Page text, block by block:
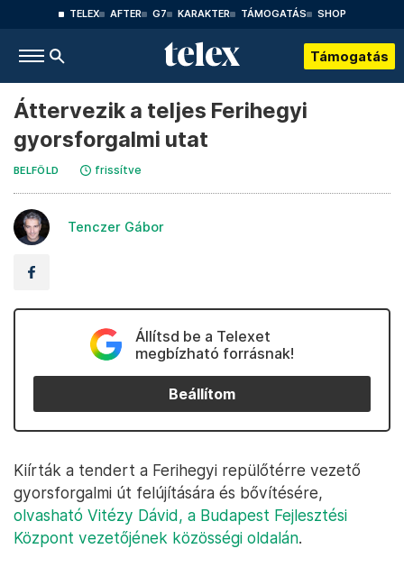
TELEX AFTER G7 KARAKTER TÁMOGATÁS SHOP
Támogatás
Áttervezik a teljes Ferihegyi
gyorsforgalmi utat
BELFÖLD frissítve
Tenczer Gábor
Állítsd be a Telexet
megbízható forrásnak!
Beállítom
Kiírták a tendert a Ferihegyi repülőtérre vezető
gyorsforgalmi út felújítására és bővítésére,
olvasható Vitézy Dávid, a Budapest Fejlesztési
Központ vezetőjének közösségi oldalán.